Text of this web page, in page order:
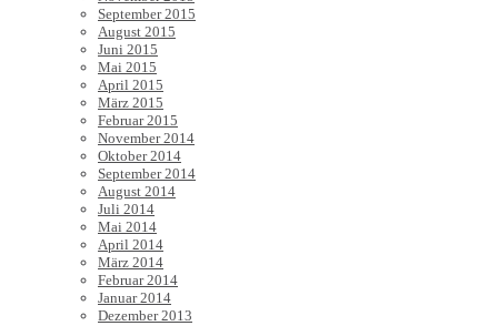
September 2015
August 2015
Juni 2015
Mai 2015
April 2015
März 2015
Februar 2015
November 2014
Oktober 2014
September 2014
August 2014
Juli 2014
Mai 2014
April 2014
März 2014
Februar 2014
Januar 2014
Dezember 2013